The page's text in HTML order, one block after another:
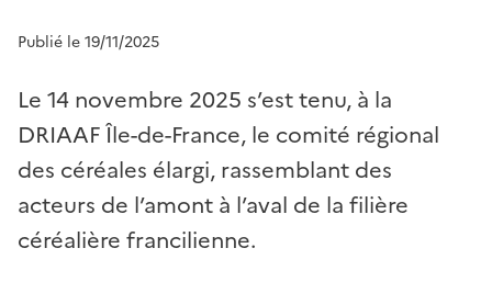
Publié le 19/11/2025
Le 14 novembre 2025 s’est tenu, à la
DRIAAF Île-de-France, le comité régional
des céréales élargi, rassemblant des
acteurs de l’amont à l’aval de la filière
céréalière francilienne.